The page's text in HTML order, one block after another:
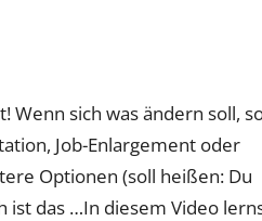
Wenn sich was ändern soll,
Job-Enlargement oder
Optionen (soll heißen: Du
ist das …In diesem Video